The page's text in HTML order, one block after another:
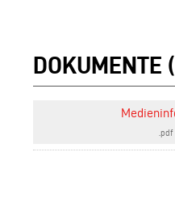
DOKUMENTE
.pdf